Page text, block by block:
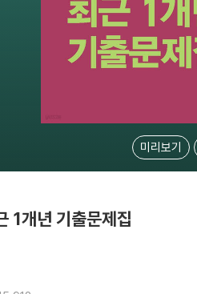
미리보기
1개년 기출문제집